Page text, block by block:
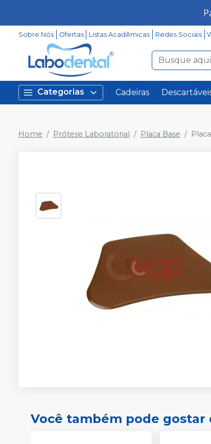
Sobre Nós Ofertas Listas Acadêmicas Redes Sociais
Categorias Cadeiras
Home Prótese Laboratorial Placa Base
Você também pode gostar